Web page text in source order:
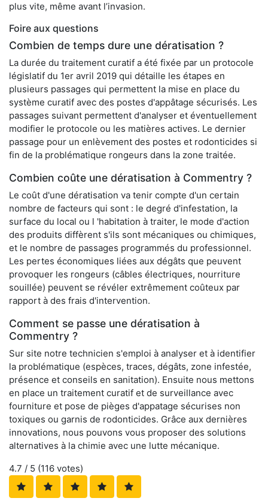
plus vite, même avant l’invasion.
Foire aux questions
Combien de temps dure une dératisation ?
La durée du traitement curatif a été fixée par un protocole
législatif du 1er avril 2019 qui détaille les étapes en
plusieurs passages qui permettent la mise en place du
système curatif avec des postes d'appâtage sécurisés. Les
passages suivant permettent d'analyser et éventuellement
modifier le protocole ou les matières actives. Le dernier
passage pour un enlèvement des postes et rodonticides si
fin de la problématique rongeurs dans la zone traitée.
Combien coûte une dératisation à Commentry ?
Le coût d'une dératisation va tenir compte d'un certain
nombre de facteurs qui sont : le degré d'infestation, la
surface du local ou l 'habitation à traiter, le mode d'action
des produits diffèrent s'ils sont mécaniques ou chimiques,
et le nombre de passages programmés du professionnel.
Les pertes économiques liées aux dégâts que peuvent
provoquer les rongeurs (câbles électriques, nourriture
souillée) peuvent se révéler extrêmement coûteux par
rapport à des frais d'intervention.
Comment se passe une dératisation à
Commentry ?
Sur site notre technicien s'emploi à analyser et à identifier
la problématique (espèces, traces, dégâts, zone infestée,
présence et conseils en sanitation). Ensuite nous mettons
en place un traitement curatif et de surveillance avec
fourniture et pose de pièges d'appatage sécurises non
toxiques ou garnis de rodonticides. Grâce aux dernières
innovations, nous pouvons vous proposer des solutions
alternatives à la chimie avec une lutte mécanique.
4.7 / 5 (116 votes)